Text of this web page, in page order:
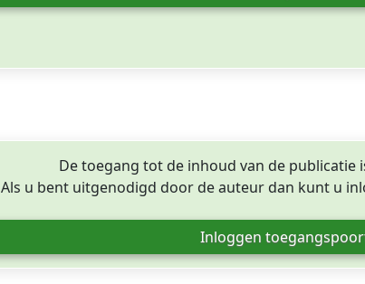
De toegang tot de inhoud van de publicatie
Als u bent uitgenodigd door de auteur dan kunt u
Inloggen